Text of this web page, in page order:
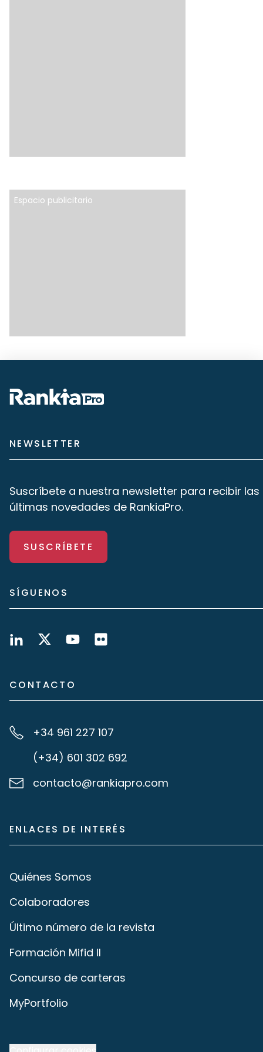
Espacio publicitario
NEWSLETTER
Suscríbete a nuestra newsletter para recibir las
últimas novedades de RankiaPro.
SUSCRÍBETE
SÍGUENOS
CONTACTO
+34 961 227 107
(+34) 601 302 692
contacto@rankiapro.com
ENLACES DE INTERÉS
Quiénes Somos
Colaboradores
Último número de la revista
Formación Mifid II
Concurso de carteras
MyPortfolio